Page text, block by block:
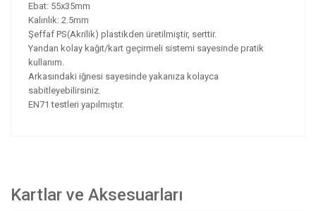
Ebat: 55x35mm
Kalınlık: 2.5mm
Şeffaf PS(Akrilik) plastikden üretilmiştir, serttir.
Yandan kolay kağıt/kart geçirmeli sistemi sayesinde pratik
kullanım.
Arkasındaki iğnesi sayesinde yakanıza kolayca
sabitleyebilirsiniz.
EN71 testleri yapılmıştır.
Kartlar ve Aksesuarları